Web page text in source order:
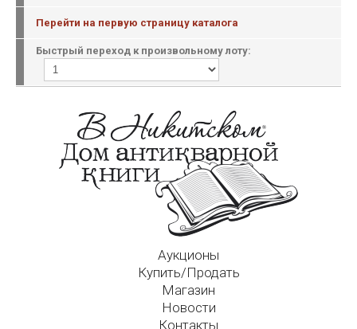
Перейти на первую страницу каталога
Быстрый переход к произвольному лоту:
Аукционы
Купить/Продать
Магазин
Новости
Контакты